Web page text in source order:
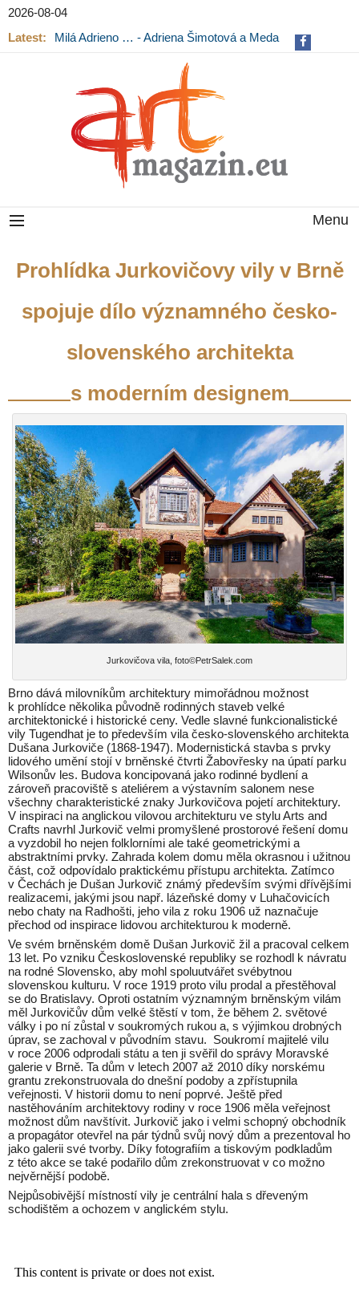
2026-08-04
Latest:
Milá Adrieno … - Adriena Šimotová a Meda
Menu
Prohlídka Jurkovičovy vily v Brně
spojuje dílo významného česko-
slovenského architekta
s moderním designem
Jurkovičova vila, foto©PetrSalek.com
Brno dává milovníkům architektury mimořádnou možnost
k prohlídce několika původně rodinných staveb velké
architektonické i historické ceny. Vedle slavné funkcionalistické
vily Tugendhat je to především vila česko-slovenského architekta
Dušana Jurkoviče (1868-1947). Modernistická stavba s prvky
lidového umění stojí v brněnské čtvrti Žabovřesky na úpatí parku
Wilsonův les. Budova koncipovaná jako rodinné bydlení a
zároveň pracoviště s ateliérem a výstavním salonem nese
všechny charakteristické znaky Jurkovičova pojetí architektury.
V inspiraci na anglickou vilovou architekturu ve stylu Arts and
Crafts navrhl Jurkovič velmi promyšlené prostorové řešení domu
a vyzdobil ho nejen folklorními ale také geometrickými a
abstraktními prvky. Zahrada kolem domu měla okrasnou i užitnou
část, což odpovídalo praktickému přístupu architekta. Zatímco
v Čechách je Dušan Jurkovič známý především svými dřívějšími
realizacemi, jakými jsou např. lázeňské domy v Luhačovicích
nebo chaty na Radhošti, jeho vila z roku 1906 už naznačuje
přechod od inspirace lidovou architekturou k moderně.
Ve svém brněnském domě Dušan Jurkovič žil a pracoval celkem
13 let. Po vzniku Československé republiky se rozhodl k návratu
na rodné Slovensko, aby mohl spoluutvářet svébytnou
slovenskou kulturu. V roce 1919 proto vilu prodal a přestěhoval
se do Bratislavy. Oproti ostatním významným brněnským vilám
měl Jurkovičův dům velké štěstí v tom, že během 2. světové
války i po ní zůstal v soukromých rukou a, s výjimkou drobných
úprav, se zachoval v původním stavu. Soukromí majitelé vilu
v roce 2006 odprodali státu a ten ji svěřil do správy Moravské
galerie v Brně. Ta dům v letech 2007 až 2010 díky norskému
grantu zrekonstruovala do dnešní podoby a zpřístupnila
veřejnosti. V historii domu to není poprvé. Ještě před
nastěhováním architektovy rodiny v roce 1906 měla veřejnost
možnost dům navštívit. Jurkovič jako i velmi schopný obchodník
a propagátor otevřel na pár týdnů svůj nový dům a prezentoval ho
jako galerii své tvorby. Díky fotografiím a tiskovým podkladům
z této akce se také podařilo dům zrekonstruovat v co možno
nejvěrnější podobě.
Nejpůsobivější místností vily je centrální hala s dřeveným
schodištěm a ochozem v anglickém stylu.